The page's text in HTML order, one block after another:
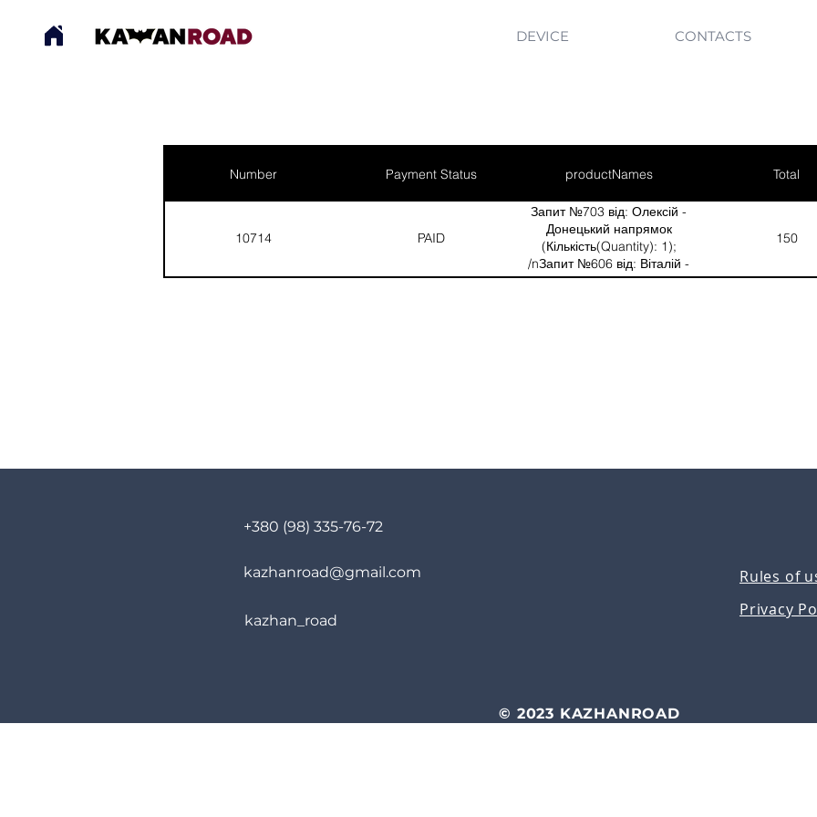
DEVICE CONTACTS
Number Payment Status productNames Total
10714 PAID
Запит №703 від: Олексій -
Донецький напрямок
(Кількість(Quantity): 1);
/nЗапит №606 від: Віталій -
Запорізький напрямок
150
+380 (98) 335-76-72
kazhanroad@gmail.com
kazhan_road
Rules of
Privacy
© 2023 KAZHANROAD